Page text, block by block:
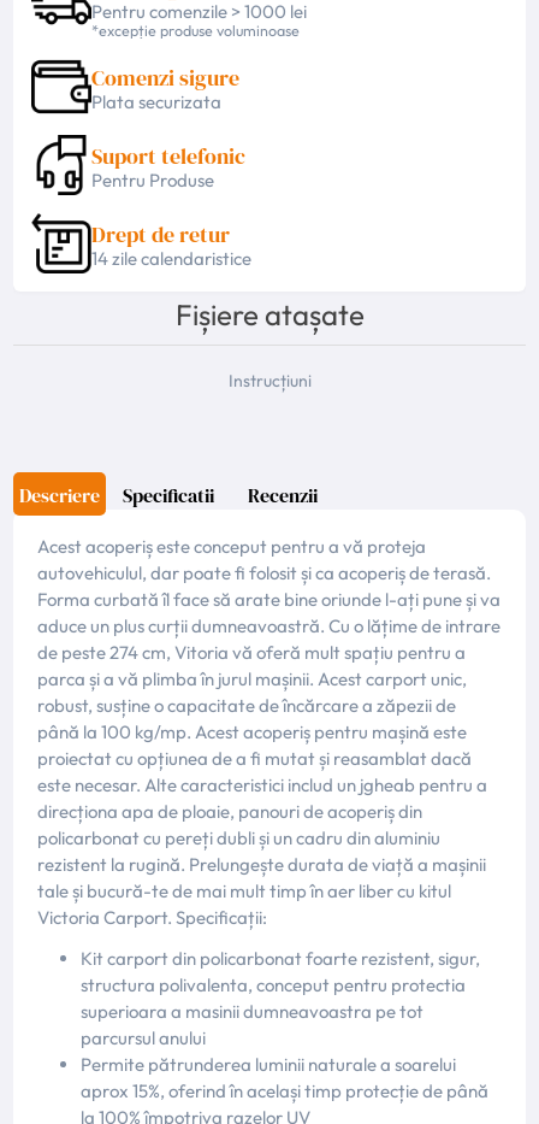
Pentru comenzile > 1000 lei
*excepție produse voluminoase
Comenzi sigure
Plata securizata
Suport telefonic
Pentru Produse
Drept de retur
14 zile calendaristice
Fișiere atașate
Instrucțiuni
Descriere Specificatii Recenzii
Acest acoperiș este conceput pentru a vă proteja
autovehiculul, dar poate fi folosit și ca acoperiș de terasă.
Forma curbată îl face să arate bine oriunde l-ați pune și va
aduce un plus curții dumneavoastră. Cu o lățime de intrare
de peste 274 cm, Vitoria vă oferă mult spațiu pentru a
parca și a vă plimba în jurul mașinii. Acest carport unic,
robust, susține o capacitate de încărcare a zăpezii de
până la 100 kg/mp. Acest acoperiș pentru mașină este
proiectat cu opțiunea de a fi mutat și reasamblat dacă
este necesar. Alte caracteristici includ un jgheab pentru a
direcționa apa de ploaie, panouri de acoperiș din
policarbonat cu pereți dubli și un cadru din aluminiu
rezistent la rugină. Prelungește durata de viață a mașinii
tale și bucură-te de mai mult timp în aer liber cu kitul
Victoria Carport. Specificații:
Kit carport din policarbonat foarte rezistent, sigur,
structura polivalenta, conceput pentru protectia
superioara a masinii dumneavoastra pe tot
parcursul anului
Permite pătrunderea luminii naturale a soarelui
aprox 15%, oferind în același timp protecție de până
la 100% împotriva razelor UV